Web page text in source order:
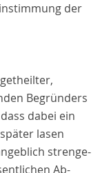
der
Begründers
dabei ein
lasen
strenge-
Ab-